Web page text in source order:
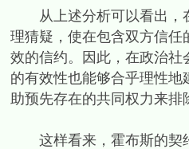
从上述分析可以看出，在
理猜疑，使在包含双方信
效的信约。因此，在政治
的有效性也能够合乎理性
助预先存在的共同权力来排
这样看来，霍布斯的契约